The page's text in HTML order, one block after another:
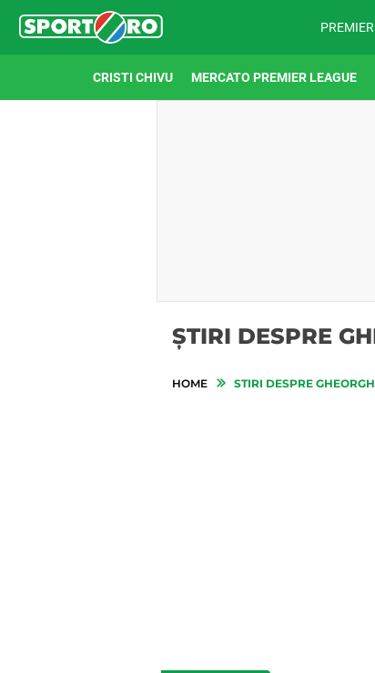
CRISTI CHIVU MERCATO PREMIER LEAGUE
ȘTIRI DESPRE
HOME STIRI DESPRE